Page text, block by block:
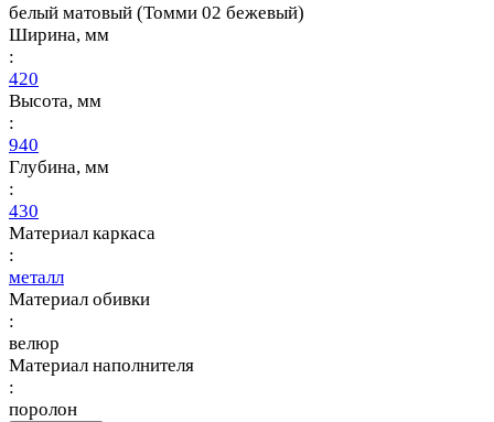
белый матовый (Томми 02 бежевый)
Ширина, мм
:
420
Высота, мм
:
940
Глубина, мм
:
430
Материал каркаса
:
металл
Материал обивки
:
велюр
Материал наполнителя
:
поролон